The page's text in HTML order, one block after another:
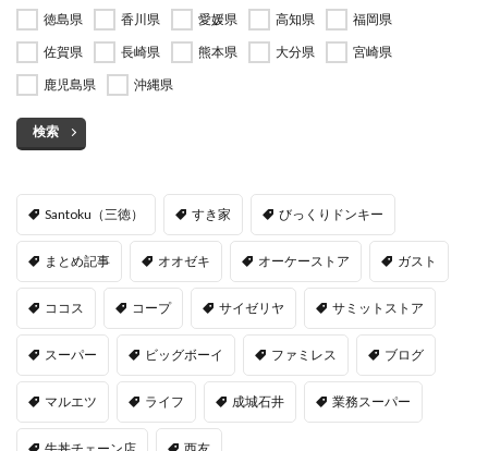
徳島県
香川県 愛媛県 高知県
福岡県
佐賀県
長崎県 熊本県 大分県
宮崎県
鹿児島県
沖縄県
検索
Santoku（三徳） すき家 びっくりドンキー
まとめ記事 オオゼキ オーケーストア ガスト
ココス コープ サイゼリヤ サミットストア
スーパー ビッグボーイ ファミレス ブログ
マルエツ ライフ 成城石井 業務スーパー
牛丼チェーン店 西友